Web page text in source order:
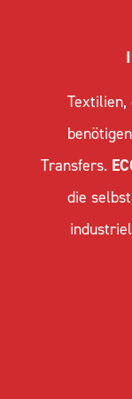
Textilien,
Transfers.
die